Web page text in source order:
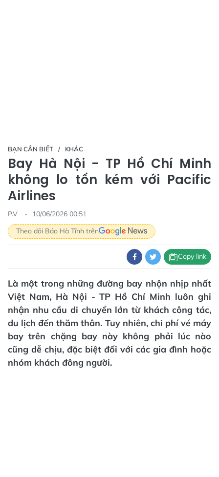
BẠN CẦN BIẾT KHÁC
Bay Hà Nội - TP Hồ Chí Minh
không lo tốn kém với Pacific
Airlines
P.V
10/06/2026 00:51
Theo dõi Báo Hà Tĩnh trên
Copy link
Là một trong những đường bay nhộn nhịp nhất
Việt Nam, Hà Nội - TP Hồ Chí Minh luôn ghi
nhận nhu cầu di chuyển lớn từ khách công tác,
du lịch đến thăm thân. Tuy nhiên, chi phí vé máy
bay trên chặng bay này không phải lúc nào
cũng dễ chịu, đặc biệt đối với các gia đình hoặc
nhóm khách đông người.